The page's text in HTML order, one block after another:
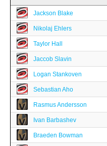
Jackson Blake
Nikolaj Ehlers
Taylor Hall
Jaccob Slavin
Logan Stankoven
Sebastian Aho
Rasmus Andersson
Ivan Barbashev
Braeden Bowman